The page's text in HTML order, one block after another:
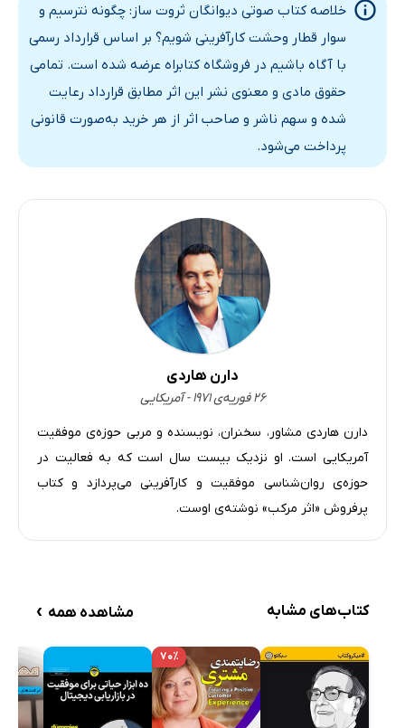
خلاصه کتاب صوتی دیوانگان ثروت ساز: چگونه نترسیم و
سوار قطار وحشت کارآفرینی شویم؟ بر اساس قرارداد رسمی
با آگاه باشیم در فروشگاه کتابراه عرضه شده است. تمامی
حقوق مادی و معنوی نشر این اثر مطابق قرارداد رعایت
شده و سهم ناشر و صاحب اثر از هر خرید به‌صورت قانونی
پرداخت می‌شود.
دارن هاردی
۲۶ فوریه‌ی ۱۹۷۱ - آمریکایی
دارن هاردی مشاور، سخنران، نویسنده و مربی حوزه‌ی موفقیت
آمریکایی ا‌ست. او نزدیک بیست سال است که به فعالیت در
حوزه‌ی روان‌شناسی موفقیت و کارآفرینی می‌پردازد و کتاب
پرفروش «اثر مرکب» نوشته‌ی اوست.
کتاب‌های مشابه مشاهده همه ›
۷۰٪